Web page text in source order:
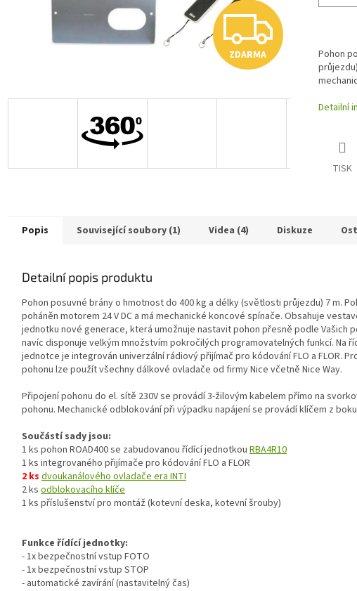
Z
D
R
M
ZDARMA
Pohon
Detailní
TISK
Popis Související soubory (1) Videa (4) Diskuze
Detailní popis produktu
Pohon posuvné brány o hmotnost do 400 kg a délky (světlosti průjezdu) 7 m.
poháněn motorem 24 V DC a má mechanické koncové spínače. Obsahuje
jednotku nové generace, která umožnuje nastavit pohon přesně podle Vašich
navíc disponuje velkým množstvím pokročilých programovatelných funkcí. Na
jednotce je integrován univerzální rádiový přijímač pro kódování FLO a FLOR.
pohonu lze použít všechny dálkové ovladače od firmy Nice včetně Nice Way.
Připojení pohonu do el. sítě 230V se provádí 3-žilovým kabelem přímo na
pohonu. Mechanické odblokování při výpadku napájení se provádí klíčem z
Součástí sady jsou:
1 ks pohon ROAD400 se zabudovanou řídící jednotkou RBA4R10
1 ks integrovaného přijímače pro kódování FLO a FLOR
2 ks dvoukanálového ovladače era INTI
2 ks odblokovacího klíče
1 ks příslušenství pro montáž (kotevní deska, kotevní šrouby)
Funkce řídící jednotky:
- 1x bezpečnostní vstup FOTO
- 1x bezpečnostní vstup STOP
- automatické zavírání (nastavitelný čas)